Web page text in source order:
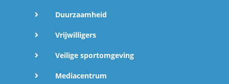
Duurzaamheid
Vrijwilligers
Veilige sportomgeving
Mediacentrum